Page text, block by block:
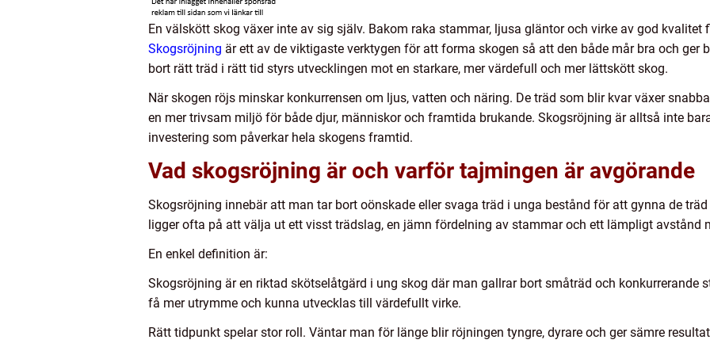
En välskött skog växer inte av sig själv. Bakom raka stammar, ljusa gläntor och virke av god kvalitet
Skogsröjning är ett av de viktigaste verktygen för att forma skogen så att den både mår bra och ger
bort rätt träd i rätt tid styrs utvecklingen mot en starkare, mer värdefull och mer lättskött skog.
När skogen röjs minskar konkurrensen om ljus, vatten och näring. De träd som blir kvar växer
en mer trivsam miljö för både djur, människor och framtida brukande. Skogsröjning är alltså inte
investering som påverkar hela skogens framtid.
Vad skogsröjning är och varför tajmingen är avgörande
Skogsröjning innebär att man tar bort oönskade eller svaga träd i unga bestånd för att gynna de
ligger ofta på att välja ut ett visst trädslag, en jämn fördelning av stammar och ett lämpligt avstånd
En enkel definition är:
Skogsröjning är en riktad skötselåtgärd i ung skog där man gallrar bort småträd och konkurrerande
få mer utrymme och kunna utvecklas till värdefullt virke.
Rätt tidpunkt spelar stor roll. Väntar man för länge blir röjningen tyngre, dyrare och ger sämre